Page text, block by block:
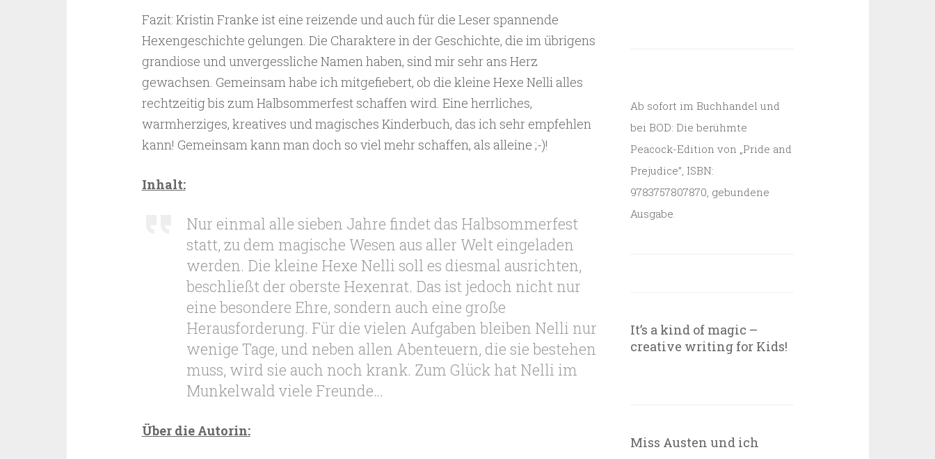
Fazit: Kristin Franke ist eine reizende und auch für die Leser spannende
Hexengeschichte gelungen. Die Charaktere in der Geschichte, die im übrigens
grandiose und unvergessliche Namen haben, sind mir sehr ans Herz
gewachsen. Gemeinsam habe ich mitgefiebert, ob die kleine Hexe Nelli alles
rechtzeitig bis zum Halbsommerfest schaffen wird. Eine herrliches,
warmherziges, kreatives und magisches Kinderbuch, das ich sehr empfehlen
kann! Gemeinsam kann man doch so viel mehr schaffen, als alleine ;-)!
Inhalt:
Nur einmal alle sieben Jahre findet das Halbsommerfest
statt, zu dem magische Wesen aus aller Welt eingeladen
werden. Die kleine Hexe Nelli soll es diesmal ausrichten,
beschließt der oberste Hexenrat. Das ist jedoch nicht nur
eine besondere Ehre, sondern auch eine große
Herausforderung. Für die vielen Aufgaben bleiben Nelli nur
wenige Tage, und neben allen Abenteuern, die sie bestehen
muss, wird sie auch noch krank. Zum Glück hat Nelli im
Munkelwald viele Freunde…
Über die Autorin:
Ab sofort im Buchhandel und
bei BOD: Die berühmte
Peacock-Edition von „Pride and
Prejudice”, ISBN:
9783757807870, gebundene
Ausgabe.
It’s a kind of magic –
creative writing for Kids!
Miss Austen und ich